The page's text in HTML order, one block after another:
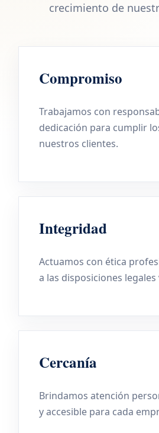
crecimiento de
Compromiso
Trabajamos con
dedicación para cumplir
nuestros clientes.
Integridad
Actuamos con ética
a las disposiciones legales
Cercanía
Brindamos atención
y accesible para cada